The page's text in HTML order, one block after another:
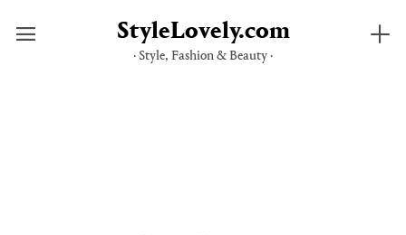
StyleLovely.com
· Style, Fashion & Beauty ·